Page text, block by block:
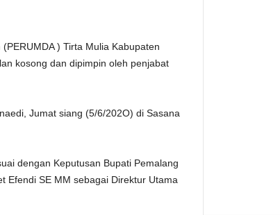
) Tirta Mulia Kabupaten
kosong dan dipimpin oleh penjabat
Jumat siang (5/6/202O) di Sasana
dengan Keputusan Bupati Pemalang
Efendi SE MM sebagai Direktur Utama